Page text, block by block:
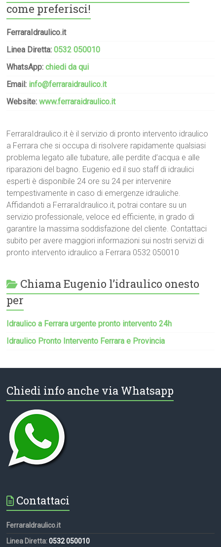
come preferisci!
FerraraIdraulico.it
Linea Diretta:0532 050010
WhatsApp:chiedi da qui
Email: info@ferraraidraulico.it
Website:www.ferraraidraulico.it
FerraraIdraulico.it è il servizio di pronto intervento idraulico
a Ferrara che si occupa di risolvere rapidamente qualsiasi
problema legato alle tubature, alle perdite d’acqua e alle
riparazioni del bagno. Eugenio ed il suo staff di idraulici
esperti è disponibile 24 ore su 24 per intervenire
tempestivamente in caso di emergenze idrauliche.
Affidandoti a FerraraIdraulico.it, potrai contare su un
servizio professionale, veloce ed efficiente, in grado di
garantire la massima soddisfazione del cliente. Contattaci
subito per avere maggiori informazioni sui nostri servizi di
pronto intervento idraulico a Ferrara 0532 050010
Chiama Eugenio l’idraulico onesto
per
Idraulico a Ferrara urgente pronto intervento 24h
Idraulico Pronto Intervento Ferrara e Provincia
Chiedi info anche via Whatsapp
Contattaci
FerraraIdraulico.it
Linea Diretta:0532 050010